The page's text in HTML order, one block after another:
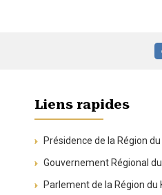
Liens rapides
Présidence de la Région
Gouvernement Régional
Parlement de la Région du